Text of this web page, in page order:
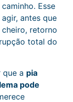
Esse
antes que
retorno
total do
a pia
pode